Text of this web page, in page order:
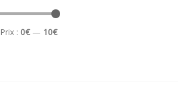
Prix : 0€— 10€